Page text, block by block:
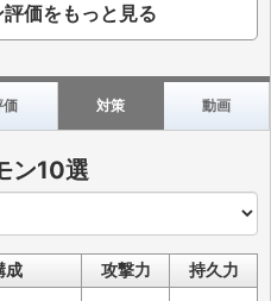
価をもっと見る
価 対策 動画
ン10選
成 攻撃力 持久力